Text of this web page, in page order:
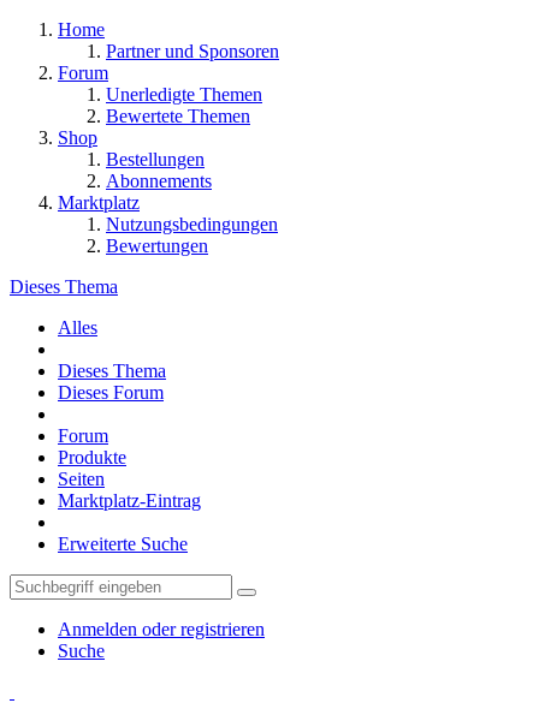
Home
Partner und Sponsoren
Forum
Unerledigte Themen
Bewertete Themen
Shop
Bestellungen
Abonnements
Marktplatz
Nutzungsbedingungen
Bewertungen
Dieses Thema
Alles
Dieses Thema
Dieses Forum
Forum
Produkte
Seiten
Marktplatz-Eintrag
Erweiterte Suche
Anmelden oder registrieren
Suche